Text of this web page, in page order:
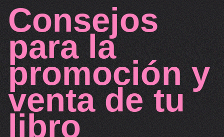
Consejos
para la
promoción y
venta de tu
libro